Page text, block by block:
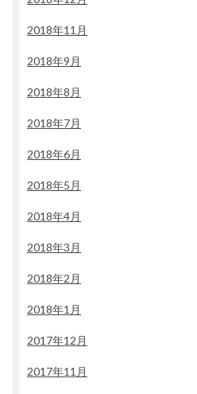
2018年11月
2018年9月
2018年8月
2018年7月
2018年6月
2018年5月
2018年4月
2018年3月
2018年2月
2018年1月
2017年12月
2017年11月